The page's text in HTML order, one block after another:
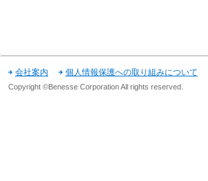
会社案内 個人情報保護への取り組みについて
Copyright ©Benesse Corporation All rights reserved.